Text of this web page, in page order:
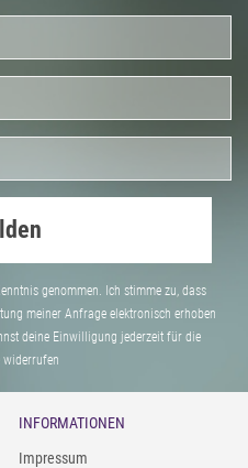
genommen. Ich stimme zu, dass
meiner Anfrage elektronisch erhoben
deine Einwilligung jederzeit für die
widerrufen
INFORMATIONEN
Impressum